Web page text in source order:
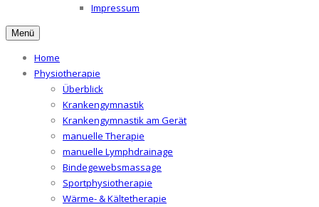
Impressum
Menü
Home
Physiotherapie
Überblick
Krankengymnastik
Krankengymnastik am Gerät
manuelle Therapie
manuelle Lymphdrainage
Bindegewebsmassage
Sportphysiotherapie
Wärme- & Kältetherapie